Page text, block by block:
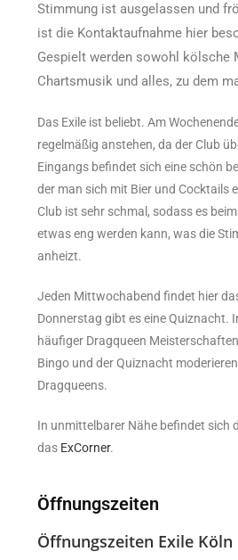
Stimmung ist ausgelassen und
ist die Kontaktaufnahme hier
Gespielt werden sowohl kölsche
Chartsmusik und alles, zu dem
Das Exile ist beliebt. Am
regelmäßig anstehen, da der Club
Eingangs befindet sich eine schön
der man sich mit Bier und Cocktails
Club ist sehr schmal, sodass es
etwas eng werden kann, was die
anheizt.
Jeden Mittwochabend findet hier
Donnerstag gibt es eine Quiznacht.
häufiger Dragqueen
Bingo und der Quiznacht
Dragqueens.
In unmittelbarer Nähe befindet sich
das ExCorner.
Öffnungszeiten
Öffnungszeiten Exile Köln